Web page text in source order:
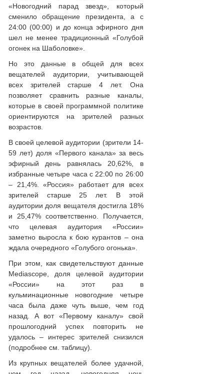
«Новогодний парад звезд», который
сменило обращение президента, а с
24:00 (00:00) и до конца эфирного дня
шел не менее традиционный «Голубой
огонек на Шаболовке».
Но это данные в общей для всех
вещателей аудитории, учитывающей
всех зрителей старше 4 лет. Она
позволяет сравнить разные каналы,
которые в своей программной политике
ориентируются на зрителей разных
возрастов.
В своей целевой аудитории (зрители 14-
59 лет) доля «Первого канала» за весь
эфирный день равнялась 20,62%, в
избранные четыре часа с 22:00 по 26:00
– 21,4%. «Россия» работает для всех
зрителей старше 25 лет. В этой
аудитории доля вещателя достигла 18%
и 25,47% соответственно. Получается,
что целевая аудитория «России»
заметно выросла к бою курантов – она
ждала очередного «Голубого огонька».
При этом, как свидетельствуют данные
Mediascope, доля целевой аудитории
«России» на этот раз в
кульминационные новогодние четыре
часа была даже чуть выше, чем год
назад. А вот «Первому каналу» свой
прошлогодний успех повторить не
удалось – интерес зрителей снизился
(подробнее см. таблицу).
Из крупных вещателей более удачной,